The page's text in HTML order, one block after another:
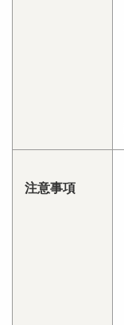
注意事項